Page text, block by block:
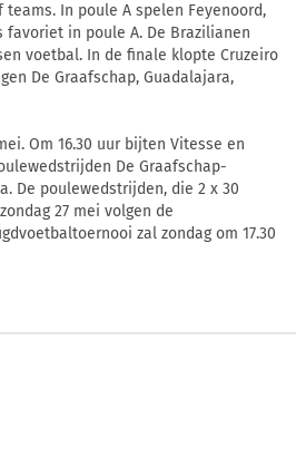
In poule A spelen Feyenoord,
favoriet in poule A. De Brazilianen
voetbal. In de finale klopte Cruzeiro
De Graafschap, Guadalajara,
Om 16.30 uur bijten Vitesse en
De Graafschap-
De poulewedstrijden, die 2 x 30
27 mei volgen de
zal zondag om 17.30